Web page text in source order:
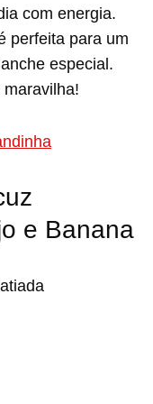
com energia.
perfeita para um
especial.
e Banana